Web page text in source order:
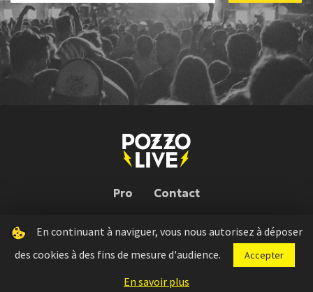
Pro Contact
Pozzo Live © 2026 | Conception : Pozzo Team, avec l'aide deBloop
Press kit Règlement concours Mentions légales
En continuant à naviguer, vous nous autorisez à déposer
des cookies à des fins de mesure d'audience.
Accepter
En savoir plus